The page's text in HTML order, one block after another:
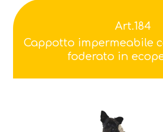
Art.184
Cappotto impermeabile
foderato in